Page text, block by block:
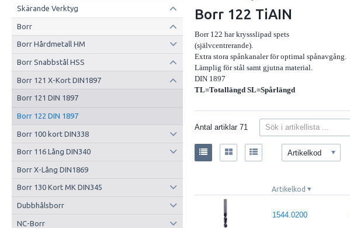
Skärande Verktyg
Borr
Borr Hårdmetall HM
Borr Snabbstål HSS
Borr 121 X-Kort DIN1897
Borr 121 DIN 1897
Borr 122 DIN 1897
Borr 100 kort DIN338
Borr 116 Lång DIN340
Borr X-Lång DIN1869
Borr 130 Kort MK DIN345
Dubbhålsborr
NC-Borr
Borr 122 TiAIN
Borr 122 har kryssslipad spets
(självcentrerande).
Extra stora spånkanaler för optimal spånavgång.
Lämplig för stål samt gjutna material.
DIN 1897
TL=Totallängd SL=Spårlängd
Antal artiklar71
Artikelkod
Artikelkod
1544.0200